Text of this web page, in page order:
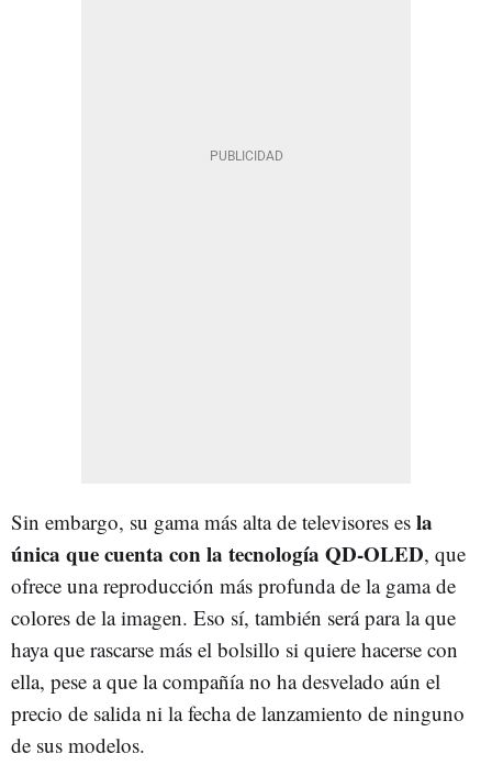
Sin embargo, su gama más alta de televisores es la
única que cuenta con la tecnología QD-OLED, que
ofrece una reproducción más profunda de la gama de
colores de la imagen. Eso sí, también será para la que
haya que rascarse más el bolsillo si quiere hacerse con
ella, pese a que la compañía no ha desvelado aún el
precio de salida ni la fecha de lanzamiento de ninguno
de sus modelos.